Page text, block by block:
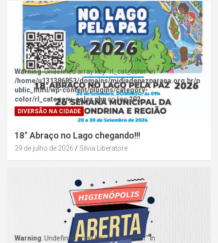
Warning: Undefined array key "rl_cat_color" in
/home/u131386853/domains/midiadepazparana.org.br/p
ublic_html/wp-content/plugins/category-
color/rl_category_color.phpon line202
DIVERSÃO NA CIDADE
18° Abraço no Lago chegando!!!
29 de julho de 2026 Silvia Liberatore
Warning: Undefined array key "rl_cat_color" in